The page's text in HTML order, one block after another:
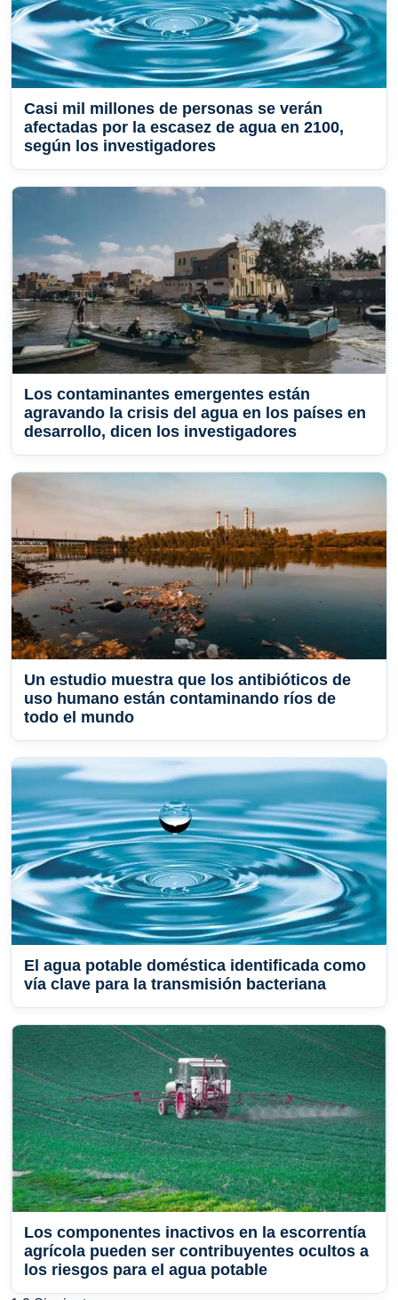
Casi mil millones de personas se verán
afectadas por la escasez de agua en 2100,
según los investigadores
Los contaminantes emergentes están
agravando la crisis del agua en los países en
desarrollo, dicen los investigadores
Un estudio muestra que los antibióticos de
uso humano están contaminando ríos de
todo el mundo
El agua potable doméstica identificada como
vía clave para la transmisión bacteriana
Los componentes inactivos en la escorrentía
agrícola pueden ser contribuyentes ocultos a
los riesgos para el agua potable